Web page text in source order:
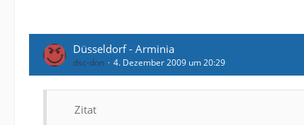
Düsseldorf - Arminia
dsc-don 4. Dezember 2009 um 20:29
Zitat